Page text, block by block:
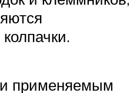
применяемым